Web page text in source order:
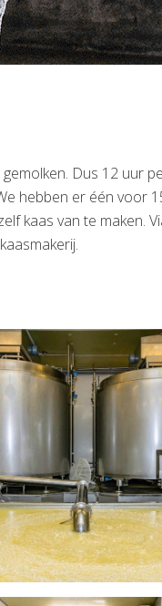
Dus 12 uur
hebben er één voor
kaas van te maken.